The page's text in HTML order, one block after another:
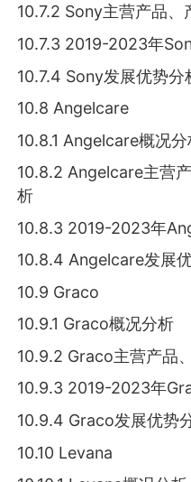
10.7.2 Sony主营产品
10.7.3 2019-2023年
10.7.4 Sony发展优势分
10.8 Angelcare
10.8.1 Angelcare概况分
10.8.2 Angelcare主营
析
10.8.3 2019-2023年
10.8.4 Angelcare发展
10.9 Graco
10.9.1 Graco概况分析
10.9.2 Graco主营产品
10.9.3 2019-2023年
10.9.4 Graco发展优势
10.10 Levana